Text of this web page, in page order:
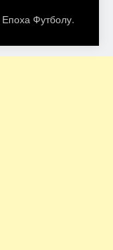
Епоха Футболу.